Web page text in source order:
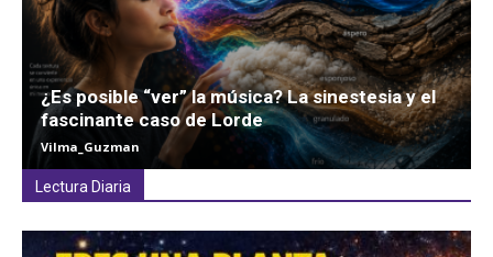
¿Es posible “ver” la música? La sinestesia y el
fascinante caso de Lorde
Vilma_Guzman
Lectura Diaria